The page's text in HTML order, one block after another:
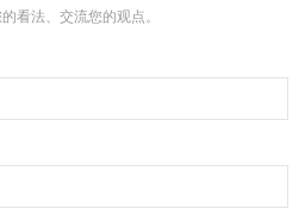
看法、交流您的观点。